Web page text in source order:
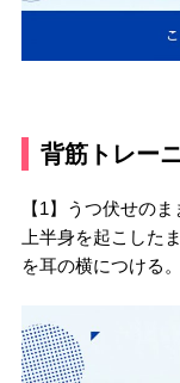
背筋トレー
【1】うつ伏せの
上半身を起こした
を耳の横につける